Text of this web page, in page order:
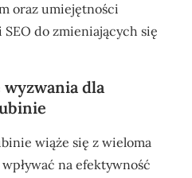
oraz umiejętności
do zmieniających się
wyzwania dla
wiąże się z wieloma
na efektywność